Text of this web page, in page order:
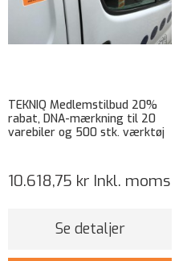
TEKNIQ Medlemstilbud 20%
rabat, DNA-mærkning til 20
varebiler og 500 stk. værktøj
10.618,75 kr Inkl. moms
Se detaljer